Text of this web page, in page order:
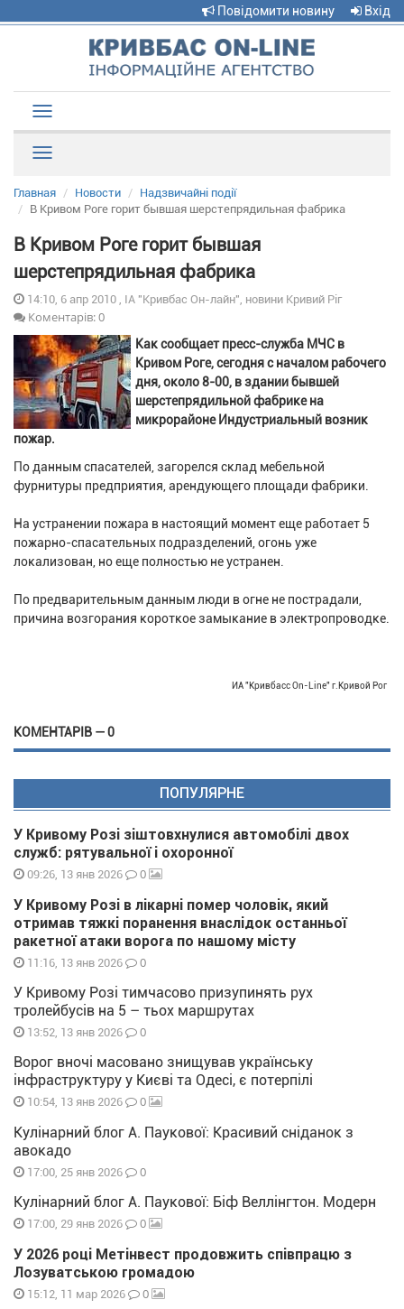
Повідомити новину Вхід
navigation
Главная Новости
Надзвичайні події
В Кривом Роге горит бывшая шерстепрядильная фабрика
В Кривом Роге горит бывшая
шерстепрядильная фабрика
14:10, 6 апр 2010 , ІА "Кривбас Он-лайн", новини Кривий Ріг
Коментарів: 0
Как сообщает пресс-служба МЧС в
Кривом Роге, сегодня с началом рабочего
дня, около 8-00, в здании бывшей
шерстепрядильной фабрике на
микрорайоне Индустриальный возник
пожар.
По данным спасателей, загорелся склад мебельной
фурнитуры предприятия, арендующего площади фабрики.
На устранении пожара в настоящий момент еще работает 5
пожарно-спасательных подразделений, огонь уже
локализован, но еще полностью не устранен.
По предварительным данным люди в огне не пострадали,
причина возгорания короткое замыкание в электропроводке.
ИА "Кривбасс On-Line" г.Кривой Рог
КОМЕНТАРІВ — 0
ПОПУЛЯРНЕ
У Кривому Розі зіштовхнулися автомобілі двох
служб: рятувальної і охоронної
09:26, 13 янв 2026 0
У Кривому Розі в лікарні помер чоловік, який
отримав тяжкі поранення внаслідок останньої
ракетної атаки ворога по нашому місту
11:16, 13 янв 2026 0
У Кривому Розі тимчасово призупинять рух
тролейбусів на 5 – тьох маршрутах
13:52, 13 янв 2026 0
Ворог вночі масовано знищував українську
інфраструктуру у Києві та Одесі, є потерпілі
10:54, 13 янв 2026 0
Кулінарний блог А. Паукової: Красивий сніданок з
авокадо
17:00, 25 янв 2026 0
Кулінарний блог А. Паукової: Біф Веллінгтон. Модерн
17:00, 29 янв 2026 0
У 2026 році Метінвест продовжить співпрацю з
Лозуватською громадою
15:12, 11 мар 2026 0